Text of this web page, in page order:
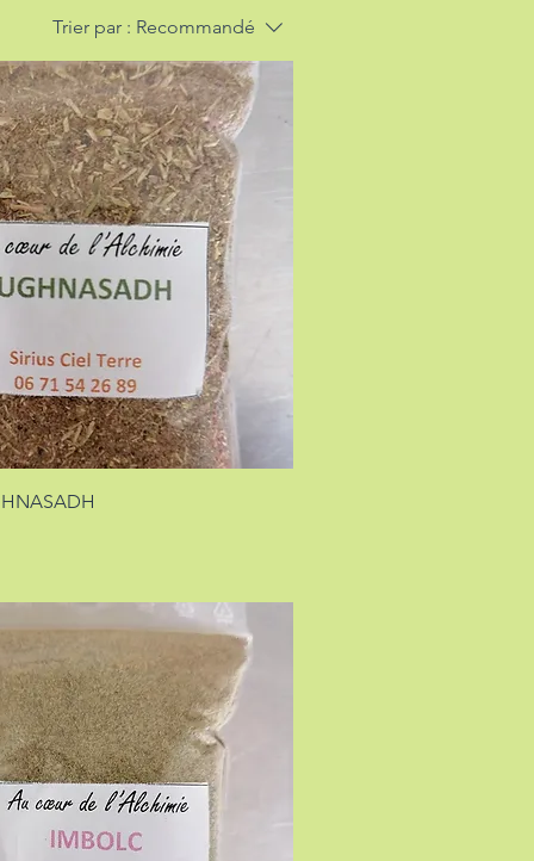
Trier par : Recommandé